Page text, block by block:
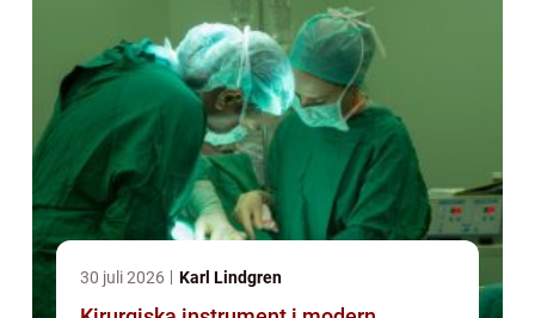
30 juli 2026 Karl Lindgren